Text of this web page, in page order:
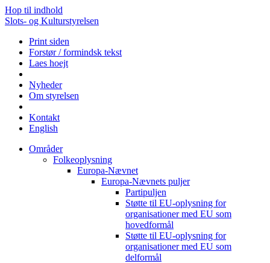
Hop til indhold
Slots- og Kulturstyrelsen
Print siden
Forstør / formindsk tekst
Laes hoejt
Nyheder
Om styrelsen
Kontakt
English
Områder
Folkeoplysning
Europa-Nævnet
Europa-Nævnets puljer
Partipuljen
Støtte til EU-oplysning for
organisationer med EU som
hovedformål
Støtte til EU-oplysning for
organisationer med EU som
delformål